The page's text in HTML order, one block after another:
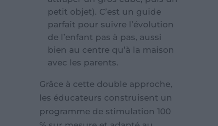
petit objet). C’est un guide
parfait pour suivre l’évolution
de l’enfant pas à pas, aussi
bien au centre qu’à la maison
avec les parents.
Grâce à cette double approche,
les éducateurs construisent un
programme de stimulation 100